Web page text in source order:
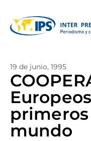
19 de junio, 1995
mundo